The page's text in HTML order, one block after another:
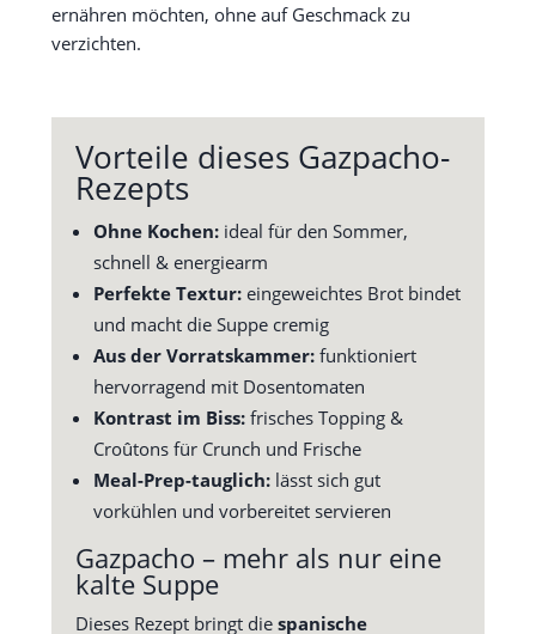
ernähren möchten, ohne auf Geschmack zu
verzichten.
Vorteile dieses Gazpacho-
Rezepts
Ohne Kochen:ideal für den Sommer,
schnell & energiearm
Perfekte Textur:eingeweichtes Brot bindet
und macht die Suppe cremig
Aus der Vorratskammer:funktioniert
hervorragend mit Dosentomaten
Kontrast im Biss:frisches Topping &
Croûtons für Crunch und Frische
Meal-Prep-tauglich:lässt sich gut
vorkühlen und vorbereitet servieren
Gazpacho – mehr als nur eine
kalte Suppe
Dieses Rezept bringt die spanische